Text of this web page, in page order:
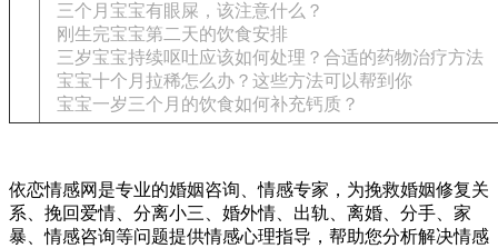
三个月宝宝有眼屎，该注意什么？
刚生完宝宝第二天的饮食安排
三岁宝宝持续呕吐应该如何处理？合适的药物治疗方法
宝宝十个月拉稀怎么办？这些方法可以帮到你
宝宝一岁三个月的饮食如何补充钙质？
依恋情感网是专业的婚姻咨询、情感专家，为挽救婚姻修复关
系、挽回爱情、分离小三、婚外情、出轨、离婚、分手、家
暴、情感咨询等问题提供情感心理指导，帮助您分析解决情感